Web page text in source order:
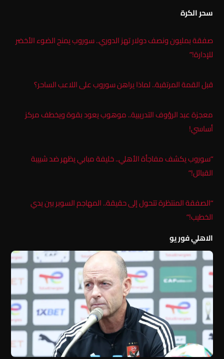
سحر الكرة
صفقة بمليون ونصف دولار تهز الدوري.. سوروب يمنح الضوء الأخضر
للإدارة!”
قبل القمة المرتقبة.. لماذا يراهن سوروب على اللاعب الساحر؟
معجزة عبد الرؤوف التدريبية.. موهوب يعود بقوة ويخطف مركز
أساسي!
“سوروب يكشف مفاجأة الأهلي.. خليفة مبابي يظهر ضد شبيبة
القبائل!”
“الصفقة المنتظرة تتحول إلى حقيقة.. المهاجم السوبر بين يدي
الخطيب!”
الاهلي فور يو